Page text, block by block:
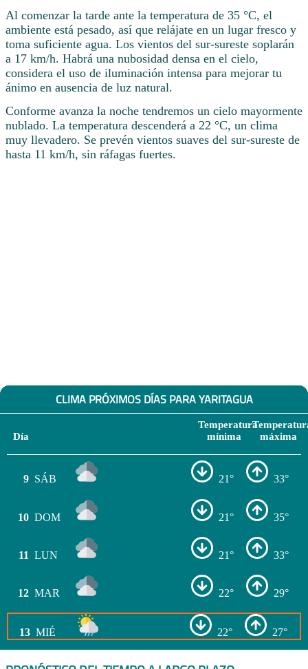
Al comenzar la tarde ante la temperatura de 35 °C, el
ambiente está pesado, así que relájate en un lugar fresco y
toma suficiente agua. Los vientos del sur-sureste soplarán
a 17 km/h. Habrá una nubosidad densa en el cielo,
considera el uso de iluminación intensa para mejorar tu
ánimo en ausencia de luz natural.
Conforme avanza la noche tendremos un cielo mayormente
nublado. La temperatura descenderá a 22 °C, un clima
muy llevadero. Se prevén vientos suaves del sur-sureste de
hasta 11 km/h, sin ráfagas fuertes.
CLIMA PRÓXIMOS DÍAS PARA YARITAGUA
Día
Temperatura
mínima
máxima
9 SÁB 21° 33°
10 DOM 21° 35°
11 LUN 21° 33°
12 MAR 22° 29°
13 MIÉ 22° 27°